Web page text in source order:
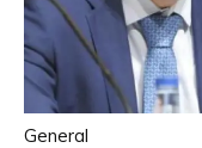
General